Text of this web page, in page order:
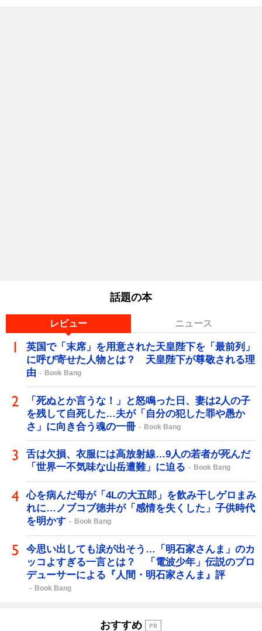
話題の本
レビュー ニュース
英国で「末席」を用意された天皇陛下を「最前列」
に呼び寄せた人物とは？ 天皇陛下が尊敬される理
由
Book Bang
「死ぬとか言うな！」と怒鳴った日、妻は2人の子
を残して自死した…夫が「自分の犯した罪や愚か
さ」に向き合う魂の一冊
Book Bang
舌は欠損、衣服には高放射線…9人の若者が死んだ
「世界一不気味な山岳遭難」に迫る
Book Bang
心を病んだ母が「4Lの大五郎」を飲み干しゲロまみ
れに…ノブコブ徳井が「感情を失くした」子供時代
を明かす
Book Bang
今思い出しても涙が出そう…「明石家さんま」のカ
ッコよすぎる一言とは？ 「電波少年」伝説のプロ
デューサーによる『人間・明石家さんま』評
Book Bang
おすすめ